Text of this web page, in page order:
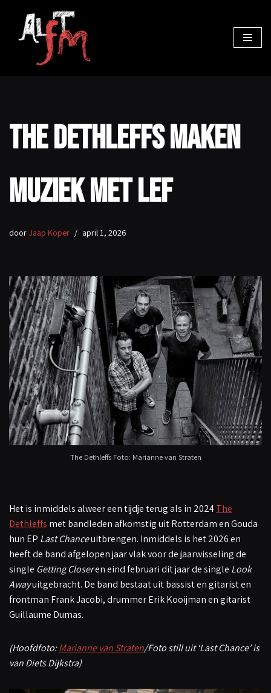
The Dethleffs maken
muziek met lef
door Jaap Koper april 1, 2026
The Dethleffs Foto: Marianne van Straten
Het is inmiddels alweer een tijdje terug als in 2024The
Dethleffs met bandleden afkomstig uit Rotterdam en Gouda
hun EP Last Chanceuitbrengen. Inmiddels is het 2026 en
heeft de band afgelopen jaar vlak voor de jaarwisseling de
single Getting Closeren eind februari dit jaar de single Look
Awayuitgebracht. De band bestaat uit bassist en gitarist en
frontman Frank Jacobi, drummer Erik Kooijman en gitarist
Guillaume Dumas.
(Hoofdfoto:Marianne van Straten/Foto still uit ‘Last Chance’ is
van Diets Dijkstra)